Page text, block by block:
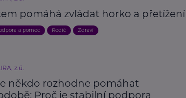
pomáhá zvládat horko a přetížení
a pomoc Rodič Zdraví
z.ú.
někdo rozhodne pomáhat
Proč je stabilní podpora